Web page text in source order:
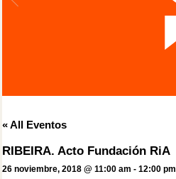
« All Eventos
RIBEIRA. Acto Fundación RiA
26 noviembre, 2018 @ 11:00 am - 12:00 pm